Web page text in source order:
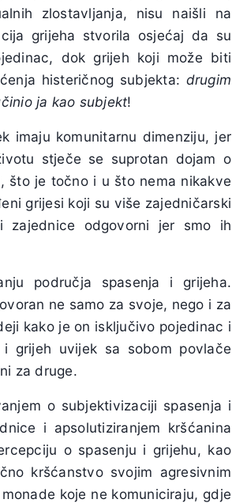
zlostavljanja, nisu naišli na
grijeha stvorila osjećaj da su
dok grijeh koji može biti
histeričnog subjekta: drugim
ja kao subjekt!
imaju komunitarnu dimenziju, jer
stječe se suprotan dojam o
što je točno i u što nema nikakve
grijesi koji su više zajedničarski
odgovorni jer smo ih
područja spasenja i grijeha.
ne samo za svoje, nego i za
kako je on isključivo pojedinac i
grijeh uvijek sa sobom povlače
za druge.
o subjektivizaciji spasenja i
i apsolutiziranjem kršćanina
o spasenju i grijehu, kao
kršćanstvo svojim agresivnim
koje ne komuniciraju, gdje